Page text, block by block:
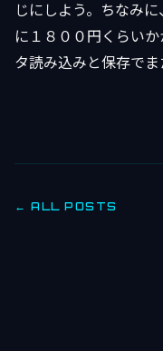
じにしよう。ちなみ
に１８００円くらい
タ読み込みと保存でま
← ALL POSTS